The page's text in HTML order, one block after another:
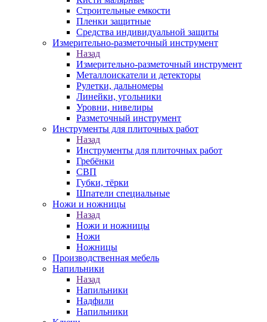
Строительные емкости
Пленки защитные
Средства индивидуальной защиты
Измерительно-разметочный инструмент
Назад
Измерительно-разметочный инструмент
Металлоискатели и детекторы
Рулетки, дальномеры
Линейки, угольники
Уровни, нивелиры
Разметочный инструмент
Инструменты для плиточных работ
Назад
Инструменты для плиточных работ
Гребёнки
СВП
Губки, тёрки
Шпатели специальные
Ножи и ножницы
Назад
Ножи и ножницы
Ножи
Ножницы
Производственная мебель
Напильники
Назад
Напильники
Надфили
Напильники